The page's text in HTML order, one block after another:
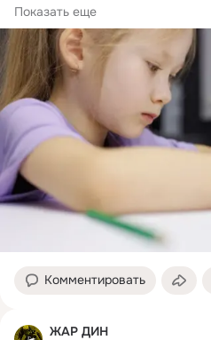
Организованный ребенок —
Показать еще
Комментировать
ЖАР ДИН